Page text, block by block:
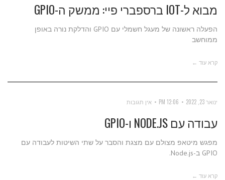
מבוא ל-IOT ברספברי פיי: ממשק ה-GPIO
הפעלה ראשונה של מעגל חשמלי עם GPIO והדלקת נורה באופן
ממוחשב
קרא עוד ←
ינואר 23, 2022 12:06 PM אין תגובות
עבודה עם NODE.JS ו-GPIO
מפגש מיטאפ מצולם עם מצגת והסבר על שתי השיטות לעבודה עם
GPIO ב-Node.js.
קרא עוד ←